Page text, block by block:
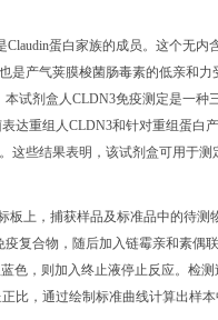
蛋白家族的成员。这个无内
是产气荚膜梭菌肠毒素的低亲和
试剂盒人CLDN3免疫测定是一种
达重组人CLDN3和针对重组蛋白
些结果表明，该试剂盒可用于测
上，捕获样品及标准品中的待测
复合物，随后加入链霉亲和素偶
色，则加入终止液停止反应。检
比，通过绘制标准曲线计算出样本